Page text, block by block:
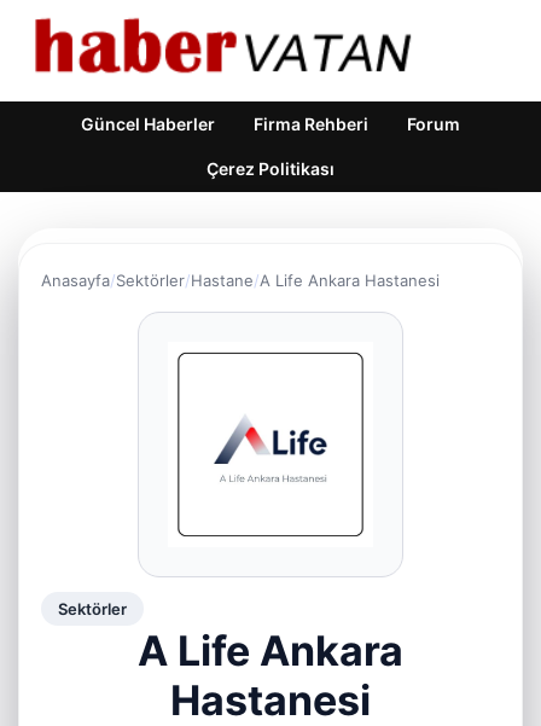
Güncel Haberler Firma Rehberi Forum
Çerez Politikası
Anasayfa Sektörler Hastane A Life Ankara Hastanesi
Sektörler
A Life Ankara
Hastanesi